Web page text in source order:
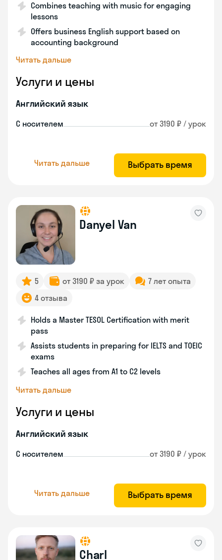
Combines teaching with music for engaging
lessons
Offers business English support based on
accounting background
Читать дальше
Услуги и цены
Английский язык
С носителем от 3190 ₽ / урок
Читать дальше Выбрать время
Danyel Van
5 от 3190 ₽ за урок
7 лет опыта
4 отзыва
Holds a Master TESOL Certification with merit
pass
Assists students in preparing for IELTS and TOEIC
exams
Teaches all ages from A1 to C2 levels
Читать дальше
Услуги и цены
Английский язык
С носителем от 3190 ₽ / урок
Читать дальше Выбрать время
Charl